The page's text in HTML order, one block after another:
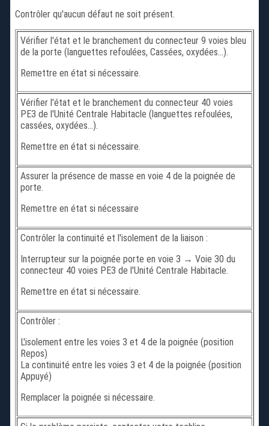
Contrôler qu'aucun défaut ne soit présent.
Vérifier l'état et le branchement du connecteur 9 voies bleu
de la porte (languettes refoulées, Cassées, oxydées...).
Remettre en état si nécessaire.
Vérifier l'état et le branchement du connecteur 40 voies
PE3 de l'Unité Centrale Habitacle (languettes refoulées,
cassées, oxydées...).
Remettre en état si nécessaire.
Assurer la présence de masse en voie 4 de la poignée de
porte.
Remettre en état si nécessaire
Contrôler la continuité et l'isolement de la liaison :
Interrupteur sur la poignée porte en voie 3 → Voie 30 du
connecteur 40 voies PE3 de l'Unité Centrale Habitacle.
Remettre en état si nécessaire.
Contrôler :
L'isolement entre les voies 3 et 4 de la poignée (position
Repos)
La continuité entre les voies 3 et 4 de la poignée (position
Appuyé)
Remplacer la poignée si nécessaire.